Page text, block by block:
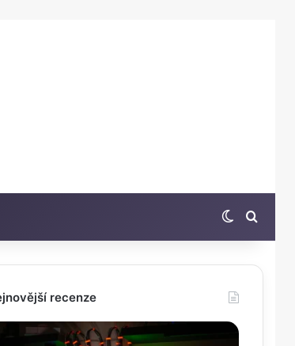
Switch
recenze